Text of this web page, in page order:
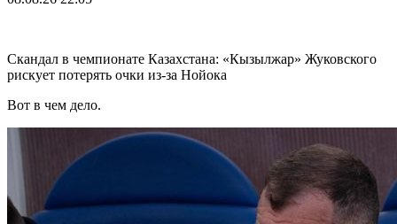
Скандал в чемпионате Казахстана: «Кызылжар» Жуковского
рискует потерять очки из-за Нойока
Вот в чем дело.